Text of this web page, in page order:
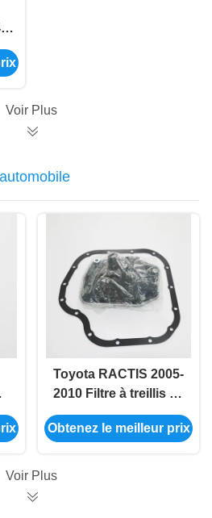
Voir Plus
Toyota RACTIS 2005-
2010 Filtre à treillis de
transmission 35330-
K4100/35330-52031
Obtenez le meilleur prix
Voir Plus